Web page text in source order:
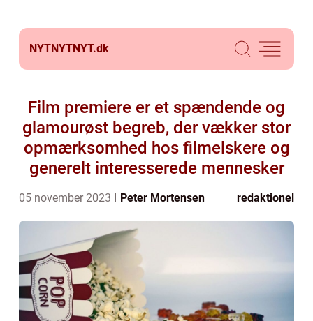
NYTNYTNYT.dk
Film premiere er et spændende og
glamourøst begreb, der vækker stor
opmærksomhed hos filmelskere og
generelt interesserede mennesker
05 november 2023 Peter Mortensen redaktionel